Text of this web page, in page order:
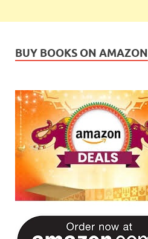
BUY BOOKS ON AMAZON